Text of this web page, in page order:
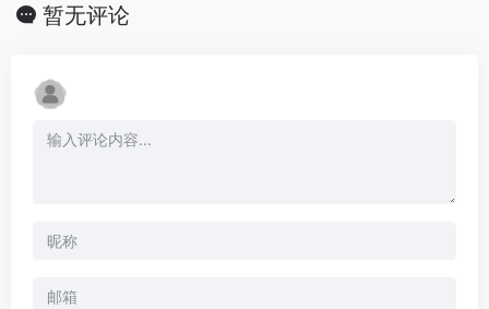
暂无评论